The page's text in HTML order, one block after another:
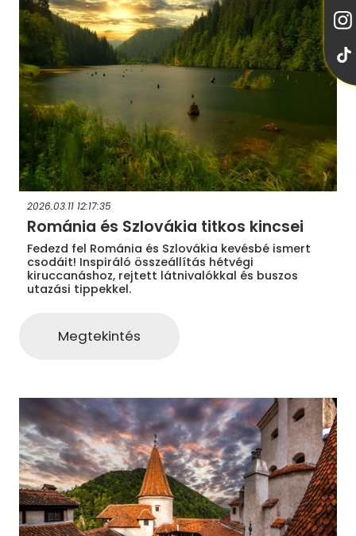
2026.03.11 12:17:35
Románia és Szlovákia titkos kincsei
Fedezd fel Románia és Szlovákia kevésbé ismert
csodáit! Inspiráló összeállítás hétvégi
kiruccanáshoz, rejtett látnivalókkal és buszos
utazási tippekkel.
Megtekintés